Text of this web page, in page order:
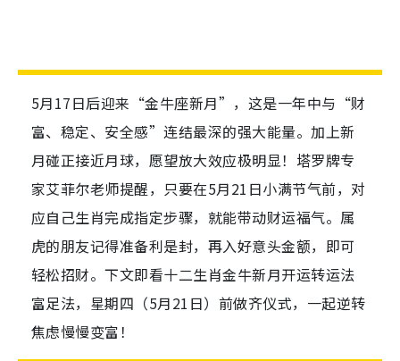
5月17日后迎来“金牛座新月”，这是一年中与“财
富、稳定、安全感”连结最深的强大能量。加上新
月碰正接近月球，愿望放大效应极明显！塔罗牌专
家艾菲尔老师提醒，只要在5月21日小满节气前，对
应自己生肖完成指定步骤，就能带动财运福气。属
虎的朋友记得准备利是封，再入好意头金额，即可
轻松招财。下文即看十二生肖金牛新月开运转运法
富足法，星期四（5月21日）前做齐仪式，一起逆转
焦虑慢慢变富！